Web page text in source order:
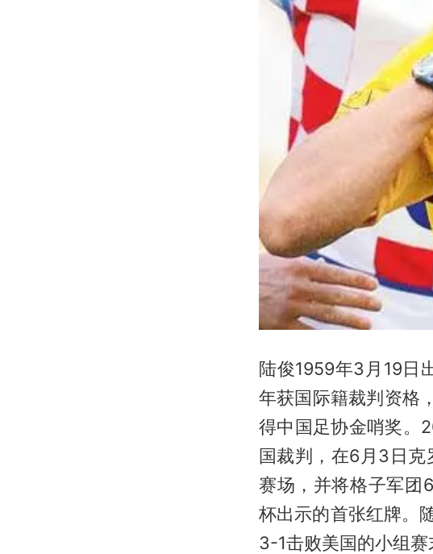
陆俊1959年3月19日
年获国际籍裁判资格
得中国足协金哨奖。
国裁判，在6月3日克
赛场，并将格子军团
杯出示的首张红牌。
3-1击败美国的小组赛